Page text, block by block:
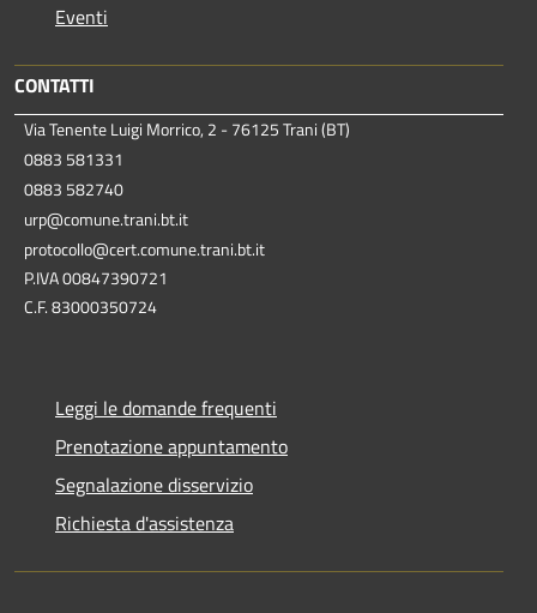
Eventi
CONTATTI
Via Tenente Luigi Morrico, 2 - 76125 Trani (BT)
0883 581331
0883 582740
urp@comune.trani.bt.it
protocollo@cert.comune.trani.bt.it
P.IVA 00847390721
C.F. 83000350724
Leggi le domande frequenti
Prenotazione appuntamento
Segnalazione disservizio
Richiesta d'assistenza